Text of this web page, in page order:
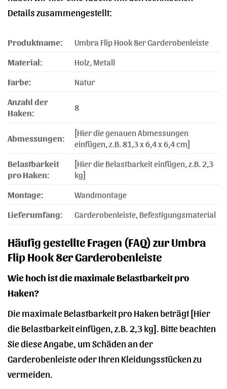
Details zusammengestellt:
Produktname:
Umbra Flip Hook 8er Garderobenleiste
Material:
Holz, Metall
Farbe:
Natur
Anzahl der
Haken:
8
Abmessungen:
[Hier die genauen Abmessungen
einfügen, z.B. 81,3 x 6,4 x 6,4 cm]
Belastbarkeit
pro Haken:
[Hier die Belastbarkeit einfügen, z.B. 2,3
kg]
Montage:
Wandmontage
Lieferumfang:
Garderobenleiste, Befestigungsmaterial
Häufig gestellte Fragen (FAQ) zur Umbra
Flip Hook 8er Garderobenleiste
Wie hoch ist die maximale Belastbarkeit pro
Haken?
Die maximale Belastbarkeit pro Haken beträgt [Hier
die Belastbarkeit einfügen, z.B. 2,3 kg]. Bitte beachten
Sie diese Angabe, um Schäden an der
Garderobenleiste oder Ihren Kleidungsstücken zu
vermeiden.